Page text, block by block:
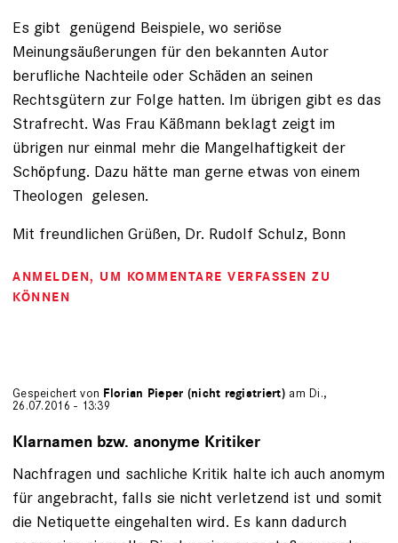
Es gibt genügend Beispiele, wo seriöse
Meinungsäußerungen für den bekannten Autor
berufliche Nachteile oder Schäden an seinen
Rechtsgütern zur Folge hatten. Im übrigen gibt es das
Strafrecht. Was Frau Käßmann beklagt zeigt im
übrigen nur einmal mehr die Mangelhaftigkeit der
Schöpfung. Dazu hätte man gerne etwas von einem
Theologen gelesen.
Mit freundlichen Grüßen, Dr. Rudolf Schulz, Bonn
ANMELDEN, UM KOMMENTARE VERFASSEN ZU
KÖNNEN
Gespeichert von Florian Pieper (nicht registriert) am Di.,
26.07.2016 - 13:39
Klarnamen bzw. anonyme Kritiker
Nachfragen und sachliche Kritik halte ich auch anomym
für angebracht, falls sie nicht verletzend ist und somit
die Netiquette eingehalten wird. Es kann dadurch